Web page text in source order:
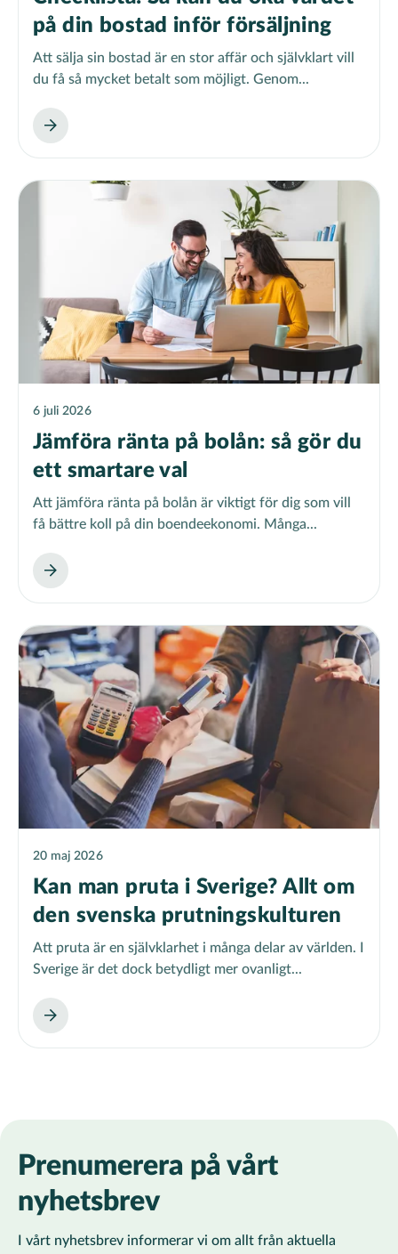
på din bostad inför försäljning
Att sälja sin bostad är en stor affär och självklart vill
du få så mycket betalt som möjligt. Genom...
6 juli 2026
Jämföra ränta på bolån: så gör du
ett smartare val
Att jämföra ränta på bolån är viktigt för dig som vill
få bättre koll på din boendeekonomi. Många...
20 maj 2026
Kan man pruta i Sverige? Allt om
den svenska prutningskulturen
Att pruta är en självklarhet i många delar av världen. I
Sverige är det dock betydligt mer ovanligt...
Prenumerera på vårt
nyhetsbrev
I vårt nyhetsbrev informerar vi om allt från aktuella